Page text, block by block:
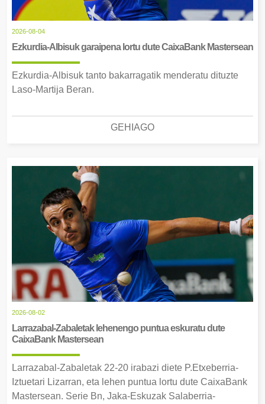
2026-08-04
Ezkurdia-Albisuk garaipena lortu dute CaixaBank Mastersean
Ezkurdia-Albisuk tanto bakarragatik menderatu dituzte
Laso-Martija Beran.
GEHIAGO
2026-08-02
Larrazabal-Zabaletak lehenengo puntua eskuratu dute
CaixaBank Mastersean
Larrazabal-Zabaletak 22-20 irabazi diete P.Etxeberria-
Iztuetari Lizarran, eta lehen puntua lortu dute CaixaBank
Mastersean. Serie Bn, Jaka-Eskuzak Salaberria-